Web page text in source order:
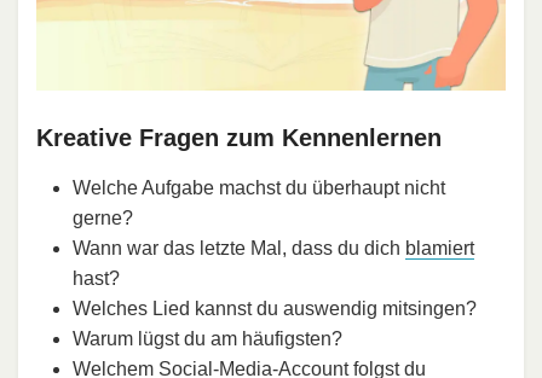
Kreative Fragen zum Kennenlernen
Welche Aufgabe machst du überhaupt nicht
gerne?
Wann war das letzte Mal, dass du dich blamiert
hast?
Welches Lied kannst du auswendig mitsingen?
Warum lügst du am häufigsten?
Welchem Social-Media-Account folgst du